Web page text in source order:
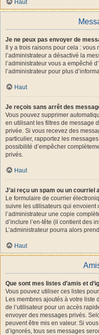
Haut
Je ne peux pas envoyer de
Il y a trois raisons pour cela : vous
l’administrateur a désactivé la
l’administrateur vous a empêché
l’administrateur pour plus
Haut
Je reçois sans arrêt des
Vous pouvez supprimer
en utilisant les filtres de message
privée. Si vous recevez des
particulier, rapportez les
possibilité d’empêcher
privés.
Haut
J’ai reçu un spam ou un courriel
Le formulaire de courrier
suivre les utilisateurs qui envoient
l’administrateur une copie
d’inclure l’en-tête (il contient des
L’administrateur pourra alors
Haut
Que sont mes listes d’amis et
Vous pouvez utiliser ces listes
Les membres ajoutés à votre liste
de l’utilisateur pour un accès
envoyer des messages privés.
peuvent être mis en valeur. Si
d’ignorés, tous ses messages